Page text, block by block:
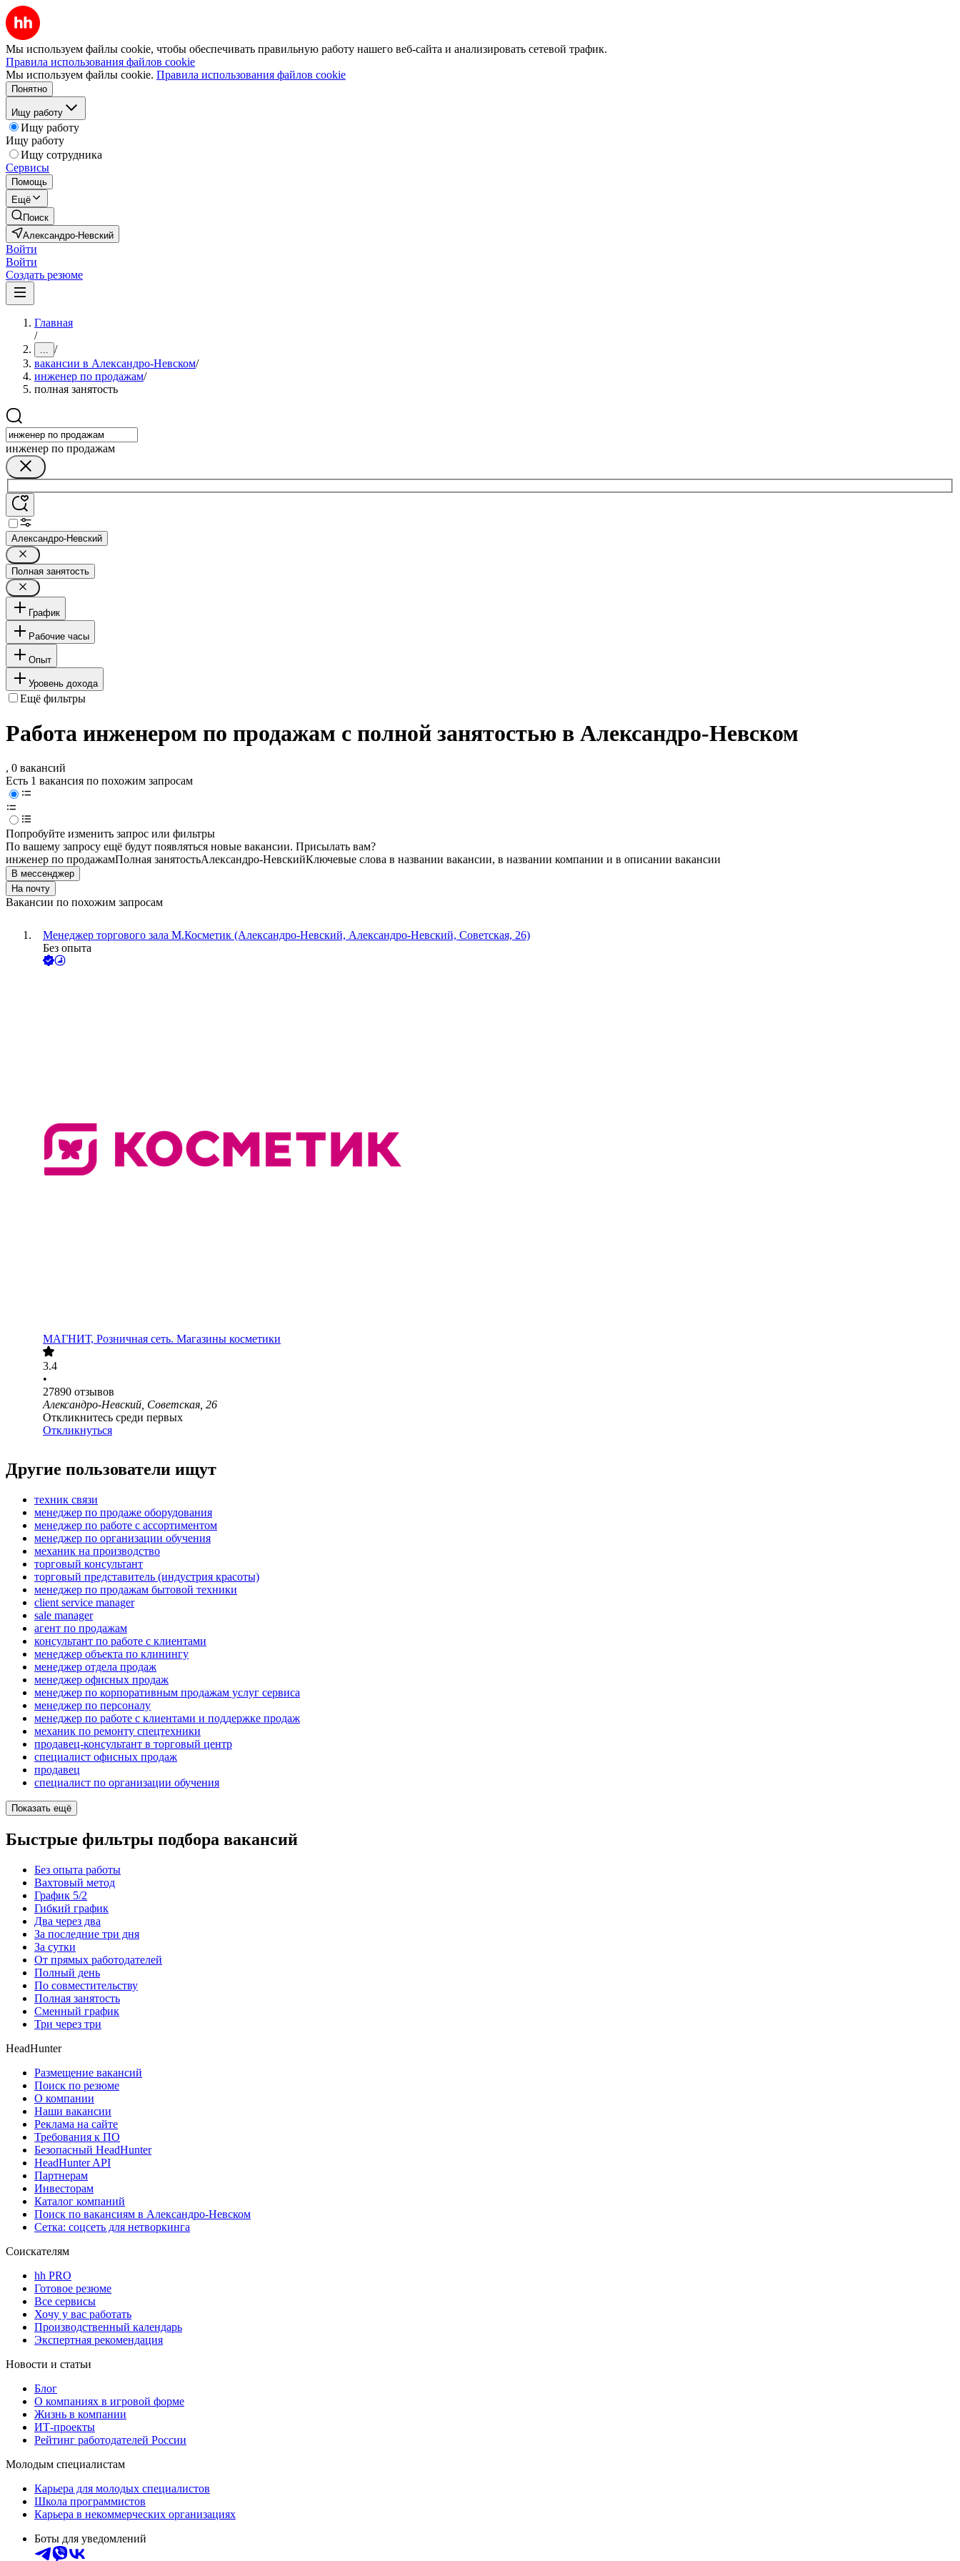
Мы используем файлы cookie, чтобы обеспечивать правильную работу нашего веб-сайта и анализировать сетевой трафик.
Правила использования файлов cookie
Мы используем файлы cookie. Правила использования файлов cookie
Понятно
Ищу работу
Ищу работу
Ищу работу
Ищу сотрудника
Сервисы
Помощь
Ещё
Поиск
Александро-Невский
Войти
Войти
Создать резюме
Главная
/
... /
вакансии в Александро-Невском/
инженер по продажам/
полная занятость
инженер по продажам
Александро-Невский
Полная занятость
График
Рабочие часы
Опыт
Уровень дохода
Ещё фильтры
Работа инженером по продажам с полной занятостью в Александро-Невском
, 0 вакансий
Есть 1 вакансия по похожим запросам
Попробуйте изменить запрос или фильтры
По вашему запросу ещё будут появляться новые вакансии. Присылать вам?
инженер по продажамПолная занятостьАлександро-НевскийКлючевые слова в названии вакансии, в названии компании и в описании вакансии
В мессенджер
На почту
Вакансии по похожим запросам
Менеджер торгового зала М.Косметик (Александро-Невский, Александро-Невский, Советская, 26)
Без опыта
МАГНИТ, Розничная сеть. Магазины косметики
3.4
•
27890 отзывов
Александро-Невский, Советская, 26
Откликнитесь среди первых
Откликнуться
Другие пользователи ищут
техник связи
менеджер по продаже оборудования
менеджер по работе с ассортиментом
менеджер по организации обучения
механик на производство
торговый консультант
торговый представитель (индустрия красоты)
менеджер по продажам бытовой техники
client service manager
sale manager
агент по продажам
консультант по работе с клиентами
менеджер объекта по клинингу
менеджер отдела продаж
менеджер офисных продаж
менеджер по корпоративным продажам услуг сервиса
менеджер по персоналу
менеджер по работе с клиентами и поддержке продаж
механик по ремонту спецтехники
продавец-консультант в торговый центр
специалист офисных продаж
продавец
специалист по организации обучения
Показать ещё
Быстрые фильтры подбора вакансий
Без опыта работы
Вахтовый метод
График 5/2
Гибкий график
Два через два
За последние три дня
За сутки
От прямых работодателей
Полный день
По совместительству
Полная занятость
Сменный график
Три через три
HeadHunter
Размещение вакансий
Поиск по резюме
О компании
Наши вакансии
Реклама на сайте
Требования к ПО
Безопасный HeadHunter
HeadHunter API
Партнерам
Инвесторам
Каталог компаний
Поиск по вакансиям в Александро-Невском
Сетка: соцсеть для нетворкинга
Соискателям
hh PRO
Готовое резюме
Все сервисы
Хочу у вас работать
Производственный календарь
Экспертная рекомендация
Новости и статьи
Блог
О компаниях в игровой форме
Жизнь в компании
ИТ-проекты
Рейтинг работодателей России
Молодым специалистам
Карьера для молодых специалистов
Школа программистов
Карьера в некоммерческих организациях
Боты для уведомлений